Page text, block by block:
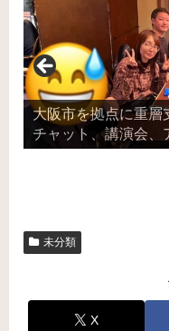
大阪市を拠点に重層
チャット、講演会、
未分類
X